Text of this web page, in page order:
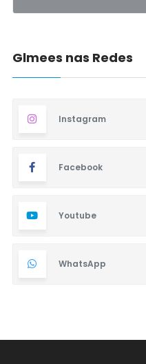
Glmees nas Redes
Instagram
Facebook
Youtube
WhatsApp